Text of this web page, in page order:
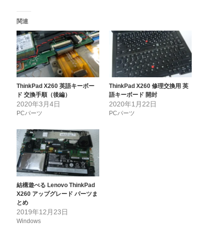
関連
ThinkPad X260 英語キーボー
ド 交換手順（後編）
2020年3月4日
PCパーツ
ThinkPad X260 修理交換用 英
語キーボード 開封
2020年1月22日
PCパーツ
結構遊べる Lenovo ThinkPad
X260 アップグレード パーツま
とめ
2019年12月23日
Windows